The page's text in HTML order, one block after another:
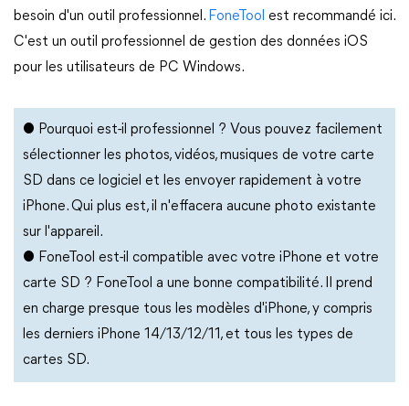
besoin d'un outil professionnel. FoneTool est recommandé ici.
C'est un outil professionnel de gestion des données iOS
pour les utilisateurs de PC Windows.
● Pourquoi est-il professionnel ? Vous pouvez facilement
sélectionner les photos, vidéos, musiques de votre carte
SD dans ce logiciel et les envoyer rapidement à votre
iPhone. Qui plus est, il n'effacera aucune photo existante
sur l'appareil.
● FoneTool est-il compatible avec votre iPhone et votre
carte SD ? FoneTool a une bonne compatibilité. Il prend
en charge presque tous les modèles d'iPhone, y compris
les derniers iPhone 14/13/12/11, et tous les types de
cartes SD.